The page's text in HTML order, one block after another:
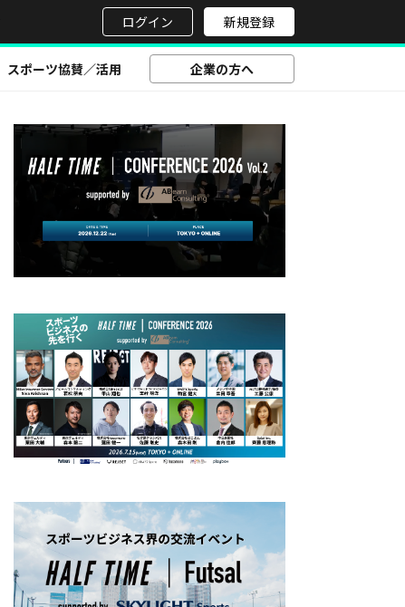
ログイン 新規登録
スポーツ協賛／活用 企業の方へ